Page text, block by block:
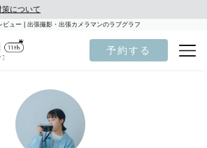
策について
ュー | 出張撮影・出張カメラマンのラブグラフ
予約する